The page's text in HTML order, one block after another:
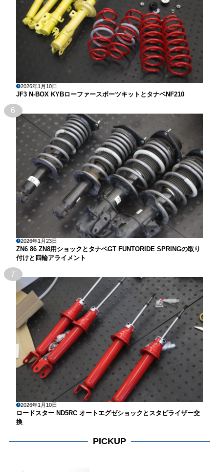
2026年1月10日
JF3 N-BOX KYBローファースポーツキットとタナベNF210
6
2026年1月23日
ZN6 86 ZN8用ショックとタナベGT FUNTORIDE SPRINGの取り
付けと四輪アライメント
7
2026年1月10日
ロードスター ND5RC オートエグゼショックとスタビライザー交
換
PICKUP